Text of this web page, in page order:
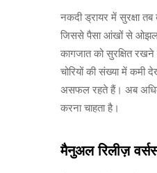
नकदी ड्रायर में सुरक्षा
जिससे पैसा आंखों से ओझल
कागजात को सुरक्षित
चोरियों की संख्या में
असफल रहते हैं। अब
करना चाहता है।
मैनुअल रिलीज़